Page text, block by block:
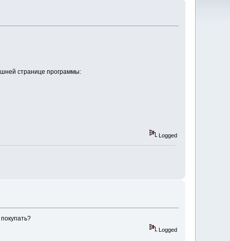
странице программы:
Logged
Logged